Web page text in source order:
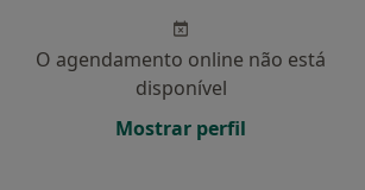
O agendamento online não está
disponível
Mostrar perfil